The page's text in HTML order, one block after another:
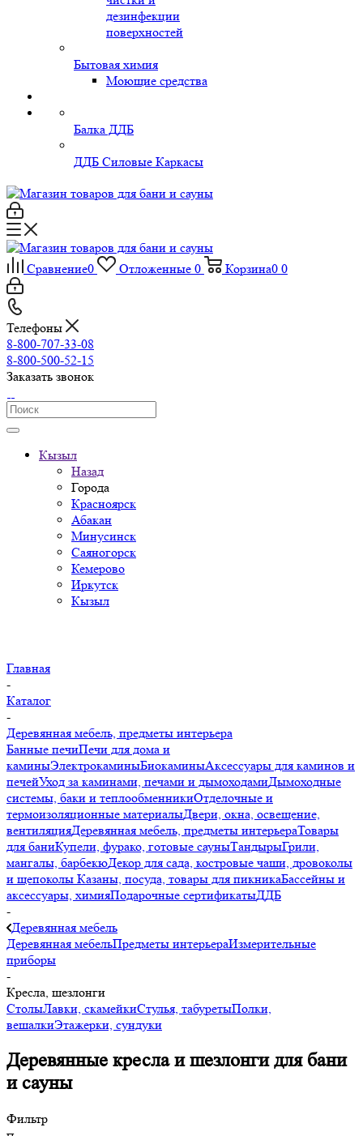
дезинфекции
поверхностей
Бытовая химия
Моющие средства
Балка ДДБ
ДДБ Силовые Каркасы
Сравнение0 Отложенные 0 Корзина0 0
Телефоны
8-800-707-33-08
8-800-500-52-15
Заказать звонок
Кызыл
Назад
Города
Красноярск
Абакан
Минусинск
Саяногорск
Кемерово
Иркутск
Кызыл
Главная
-
Каталог
-
Деревянная мебель, предметы интерьера
Банные печиПечи для дома и
каминыЭлектрокаминыБиокаминыАксессуары для каминов и
печейУход за каминами, печами и дымоходамиДымоходные
системы, баки и теплообменникиОтделочные и
термоизоляционные материалыДвери, окна, освещение,
вентиляцияДеревянная мебель, предметы интерьераТовары
для баниКупели, фурако, готовые сауныТандырыГрили,
мангалы, барбекюДекор для сада, костровые чаши, дровоколы
и щепоколы Казаны, посуда, товары для пикникаБассейны и
аксессуары, химияПодарочные сертификатыДДБ
-
Деревянная мебель
Деревянная мебельПредметы интерьераИзмерительные
приборы
-
Кресла, шезлонги
СтолыЛавки, скамейкиСтулья, табуретыПолки,
вешалкиЭтажерки, сундуки
Деревянные кресла и шезлонги для бани
и сауны
Фильтр